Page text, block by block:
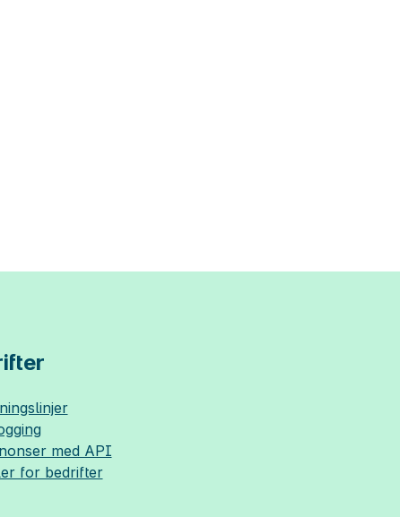
med API
for bedrifter